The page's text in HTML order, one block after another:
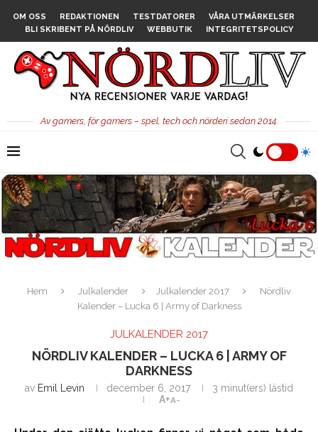
OM OSS REDAKTIONEN TESTDATORER
VÅRA UTMÄRKELSER
BLI SKRIBENT PÅ NÖRDLIV
WEBBUTIK INTEGRITETSPOLICY
Av gamers, för gamers – spel, tech och nörderi sedan 2014.
Hem Julkalender Julkalender 2017
Nördliv
Kalender – Lucka 6 | Army of Darkness
JULKALENDER 2017
NÖRDLIV KALENDER – LUCKA 6 | ARMY OF
DARKNESS
av Emil Levin december 6, 2017
3 minut(ers) lästid
A+A-